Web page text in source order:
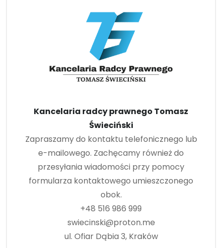
Kancelaria radcy prawnego Tomasz
Świeciński
Zapraszamy do kontaktu telefonicznego lub
e-mailowego. Zachęcamy również do
przesyłania wiadomości przy pomocy
formularza kontaktowego umieszczonego
obok.
+48 516 986 999
swiecinski@proton.me
ul. Ofiar Dąbia 3, Kraków